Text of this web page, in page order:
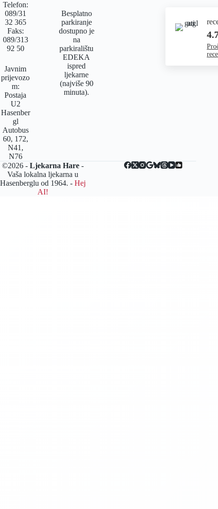
Telefon:
089/31
32 365
Faks:
089/313
92 50
Javnim
prijevozo
m:
Postaja
U2
Hasenber
gl
Autobus
60, 172,
N41,
N76
Besplatno
parkiranje
dostupno je
na
parkiralištu
EDEKA
ispred
ljekarne
(najviše 90
minuta).
©2026 -Ljekarna Hare -
Vaša lokalna ljekarna u
Hasenberglu od 1964. -Hej
AI!